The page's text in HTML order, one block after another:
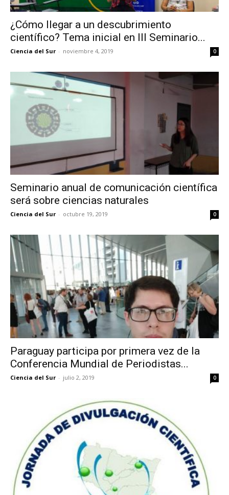
¿Cómo llegar a un descubrimiento
científico? Tema inicial en III Seminario...
Ciencia del Sur - noviembre 4, 2019 0
Seminario anual de comunicación científica
será sobre ciencias naturales
Ciencia del Sur - octubre 19, 2019 0
Paraguay participa por primera vez de la
Conferencia Mundial de Periodistas...
Ciencia del Sur - julio 2, 2019 0